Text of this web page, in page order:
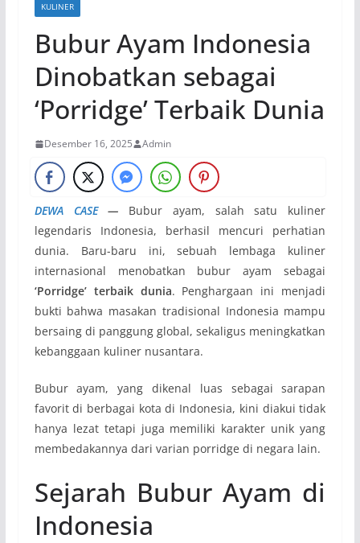
KULINER
Bubur Ayam Indonesia
Dinobatkan sebagai
‘Porridge’ Terbaik Dunia
Desember 16, 2025 Admin
DEWA CASE— Bubur ayam, salah satu kuliner
legendaris Indonesia, berhasil mencuri perhatian
dunia. Baru-baru ini, sebuah lembaga kuliner
internasional menobatkan bubur ayam sebagai
‘Porridge’ terbaik dunia. Penghargaan ini menjadi
bukti bahwa masakan tradisional Indonesia mampu
bersaing di panggung global, sekaligus meningkatkan
kebanggaan kuliner nusantara.
Bubur ayam, yang dikenal luas sebagai sarapan
favorit di berbagai kota di Indonesia, kini diakui tidak
hanya lezat tetapi juga memiliki karakter unik yang
membedakannya dari varian porridge di negara lain.
Sejarah Bubur Ayam di
Indonesia